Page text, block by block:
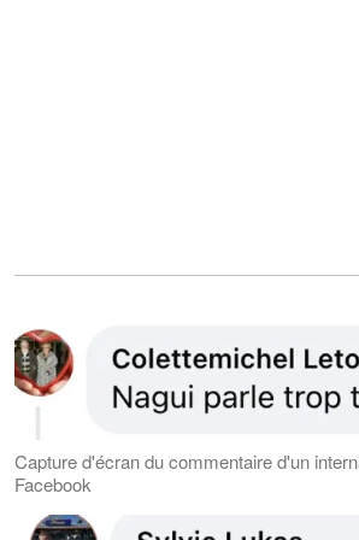
Capture d'écran du commentaire d'un
Facebook